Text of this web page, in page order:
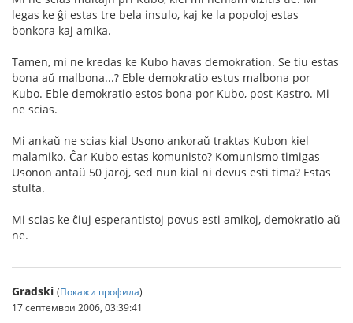
legas ke ĝi estas tre bela insulo, kaj ke la popoloj estas
bonkora kaj amika.
Tamen, mi ne kredas ke Kubo havas demokration. Se tiu estas
bona aŭ malbona...? Eble demokratio estus malbona por
Kubo. Eble demokratio estos bona por Kubo, post Kastro. Mi
ne scias.
Mi ankaŭ ne scias kial Usono ankoraŭ traktas Kubon kiel
malamiko. Ĉar Kubo estas komunisto? Komunismo timigas
Usonon antaŭ 50 jaroj, sed nun kial ni devus esti tima? Estas
stulta.
Mi scias ke ĉiuj esperantistoj povus esti amikoj, demokratio aŭ
ne.
Gradski (Покажи профила)
17 септември 2006, 03:39:41